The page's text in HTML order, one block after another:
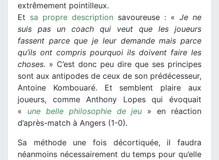
extrêmement pointilleux.
Et sa propre description savoureuse : « Je ne
suis pas un coach qui veut que les joueurs
fassent parce que je leur demande mais parce
qu’ils ont compris pourquoi ils doivent faire les
choses. » C’est donc peu dire que ses principes
sont aux antipodes de ceux de son prédécesseur,
Antoine Kombouaré. Et semblent plaire aux
joueurs, comme Anthony Lopes qui évoquait
« une belle philosophie de jeu » en réaction
d’après-match à Angers (1-0).
Sa méthode une fois décortiquée, il faudra
néanmoins nécessairement du temps pour qu’elle